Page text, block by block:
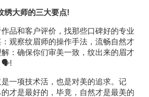
绣大师的三大要点!
品和客户评价，找那些口碑好的专业
观察纹眉师的操作手法，流畅自然才
：确保你们审美一致，纹出来的眉才
🗣️!
一项技术活，也是对美的追求。记
才是最好的，毕竟，自然才是最美的